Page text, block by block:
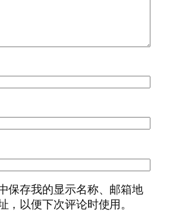
保存我的显示名称、邮箱地
，以便下次评论时使用。